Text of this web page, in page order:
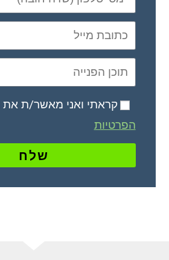
קראתי ואני מאשר/ת את
הפרטיות
שלח